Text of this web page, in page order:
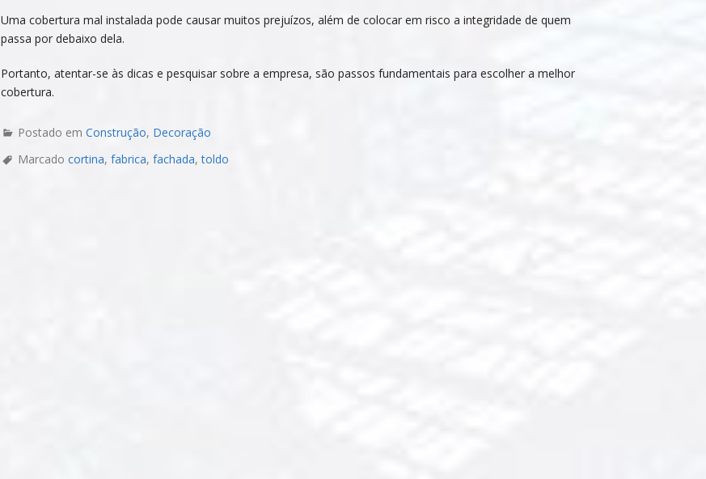
Uma cobertura mal instalada pode causar muitos prejuízos, além de colocar em risco a integridade de quem
passa por debaixo dela.
Portanto, atentar-se às dicas e pesquisar sobre a empresa, são passos fundamentais para escolher a melhor
cobertura.
Postado em Construção, Decoração
Marcado cortina, fabrica, fachada,toldo